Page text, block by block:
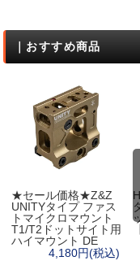
｜おすすめ商品
★セール価格★Z&Z
UNITYタイプ ファス
トマイクロマウント
T1/T2ドットサイト用
ハイマウント DE
4,180円(税込)